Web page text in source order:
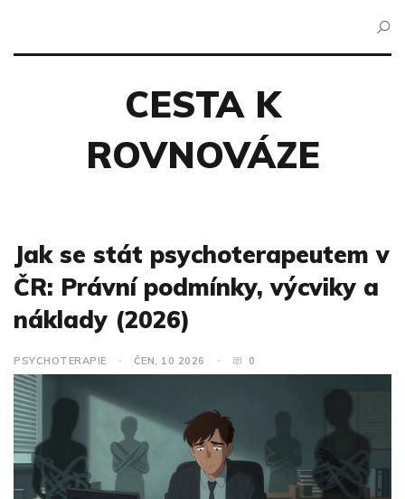
CESTA K
ROVNOVÁZE
Jak se stát psychoterapeutem v
ČR: Právní podmínky, výcviky a
náklady (2026)
PSYCHOTERAPIE ČEN, 10 2026 0